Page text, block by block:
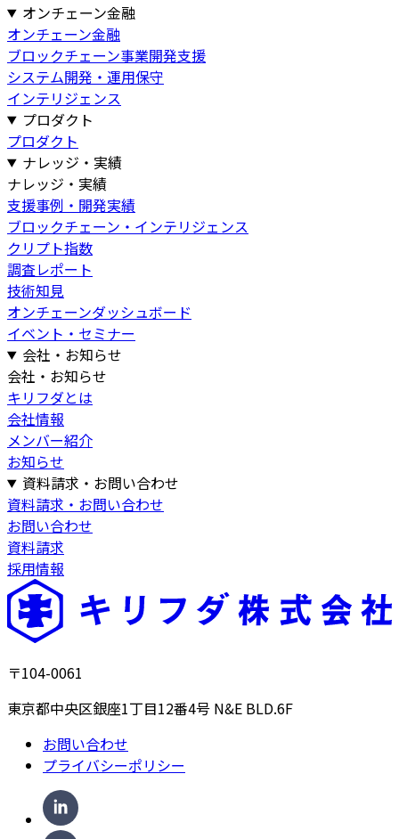
オンチェーン金融
オンチェーン金融
ブロックチェーン事業開発支援
システム開発・運用保守
インテリジェンス
プロダクト
プロダクト
ナレッジ・実績
ナレッジ・実績
支援事例・開発実績
ブロックチェーン・インテリジェンス
クリプト指数
調査レポート
技術知見
オンチェーンダッシュボード
イベント・セミナー
会社・お知らせ
会社・お知らせ
キリフダとは
会社情報
メンバー紹介
お知らせ
資料請求・お問い合わせ
資料請求・お問い合わせ
お問い合わせ
資料請求
採用情報
〒104-0061
東京都中央区銀座1丁目12番4号 N&E BLD.6F
お問い合わせ
プライバシーポリシー